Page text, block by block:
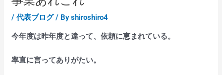
/代表ブログ/ Byshiroshiro4
今年度は昨年度と違って、依頼に恵まれている。
率直に言ってありがたい。